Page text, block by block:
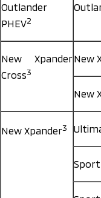
Outlander
PHEV2
New Xpander
Cross3
New
New
New Xpander3
Sport